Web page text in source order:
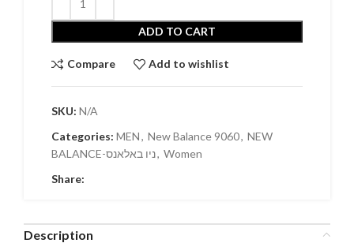
ADD TO CART
Compare Add to wishlist
SKU: N/A
Categories: MEN, New Balance 9060, NEW
BALANCE-ניו באלאנס, Women
Share:
Description